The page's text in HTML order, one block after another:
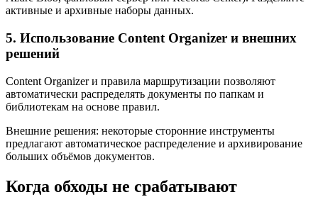
активные и архивные наборы данных.
5. Использование Content Organizer и внешних
решений
Content Organizer и правила маршрутизации позволяют
автоматически распределять документы по папкам и
библиотекам на основе правил.
Внешние решения: некоторые сторонние инструменты
предлагают автоматическое распределение и архивирование
больших объёмов документов.
Когда обходы не срабатывают